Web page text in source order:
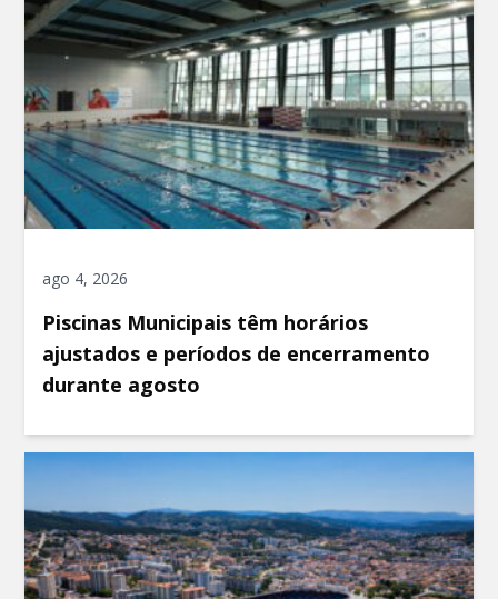
ago 4, 2026
Piscinas Municipais têm horários
ajustados e períodos de encerramento
durante agosto